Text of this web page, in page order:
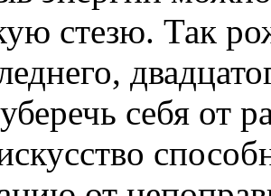
стезю. Так
себя от